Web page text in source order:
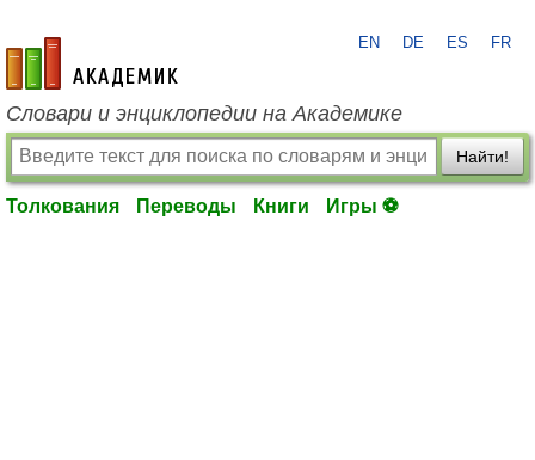
academic.ru
EN DE ES FR
Словари и энциклопедии на Академике
Найти!
Толкования Переводы Книги Игры ⚽